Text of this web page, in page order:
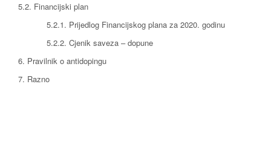
5.2. Financijski plan
5.2.1. Prijedlog Financijskog plana za 2020. godinu
5.2.2. Cjenik saveza – dopune
6. Pravilnik o antidopingu
7. Razno